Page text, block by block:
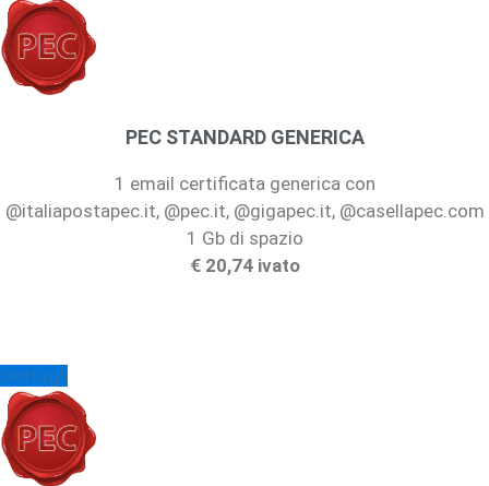
PEC STANDARD GENERICA
1 email certificata generica con
@italiapostapec.it, @pec.it, @gigapec.it, @casellapec.com
1 Gb di spazio
€ 20,74 ivato
Dettagli